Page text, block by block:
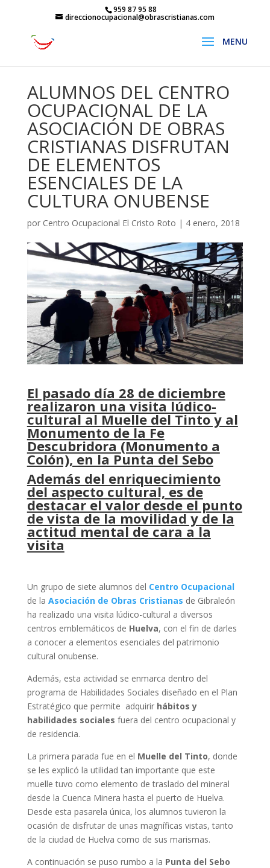
959 87 95 88
direccionocupacional@obrascristianas.com
ALUMNOS DEL CENTRO
OCUPACIONAL DE LA
ASOCIACIÓN DE OBRAS
CRISTIANAS DISFRUTAN
DE ELEMENTOS
ESENCIALES DE LA
CULTURA ONUBENSE
por Centro Ocupacional El Cristo Roto | 4 enero, 2018
El pasado día 28 de diciembre
realizaron una visita lúdico-
cultural al Muelle del Tinto y al
Monumento de la Fe
Descubridora (Monumento a
Colón), en la Punta del Sebo
Además del enriquecimiento
del aspecto cultural, es de
destacar el valor desde el punto
de vista de la movilidad y de la
actitud mental de cara a la
visita
Un grupo de siete alumnos del Centro Ocupacional
de la Asociación de Obras Cristianas de Gibraleón
ha realizado una visita lúdico-cultural a diversos
centros emblemáticos de Huelva, con el fin de darles
a conocer a elementos esenciales del patrimonio
cultural onubense.
Además, esta actividad se enmarca dentro del
programa de Habilidades Sociales diseñado en el Plan
Estratégico que permite adquirir hábitos y
habilidades sociales fuera del centro ocupacional y
de residencia.
La primera parada fue en el Muelle del Tinto, donde
se les explicó la utilidad tan importante que este
muelle tuvo como elemento de traslado del mineral
desde la Cuenca Minera hasta el puerto de Huelva.
Desde esta pasarela única, los alumnos tuvieron la
ocasión de disfrutar de unas magníficas vistas, tanto
de la ciudad de Huelva como de sus marismas.
A continuación se puso rumbo a la Punta del Sebo